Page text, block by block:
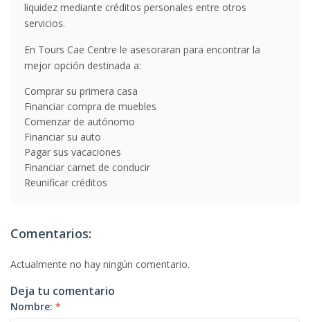
liquidez mediante créditos personales entre otros
servicios.
En Tours Cae Centre le asesoraran para encontrar la
mejor opción destinada a:
Comprar su primera casa
Financiar compra de muebles
Comenzar de autónomo
Financiar su auto
Pagar sus vacaciones
Financiar carnet de conducir
Reunificar créditos
Comentarios:
Actualmente no hay ningún comentario.
Deja tu comentario
Nombre: *